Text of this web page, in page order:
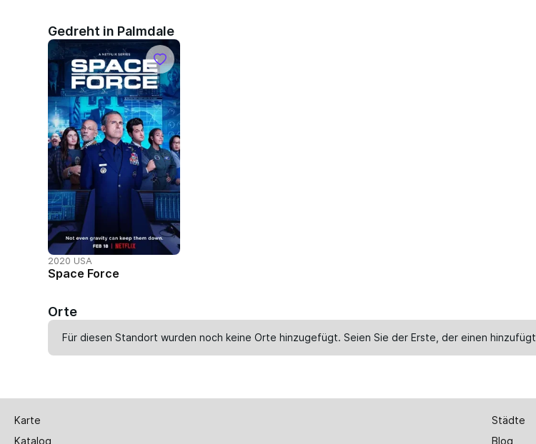
Gedreht in Palmdale
2020 USA
Space Force
Orte
Für diesen Standort wurden noch keine Orte hinzugefügt. Seien Sie der Erste, der einenhinzufügt
Karte
Städte
Katalog
Blog